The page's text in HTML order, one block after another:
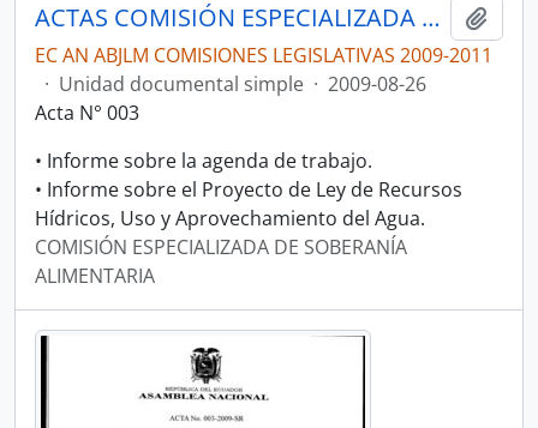
ACTAS COMISIÓN ESPECIALIZADA DE SOBERANÍA ALIMENTARIA, DESARROLLO DEL SECTOR AGROPECUARIO Y PESQUERO.
EC AN ABJLM COMISIONES LEGISLATIVAS 2009-2011
· Unidad documental simple · 2009-08-26
Acta N° 003
• Informe sobre la agenda de trabajo.
• Informe sobre el Proyecto de Ley de Recursos
Hídricos, Uso y Aprovechamiento del Agua.
COMISIÓN ESPECIALIZADA DE SOBERANÍA
ALIMENTARIA